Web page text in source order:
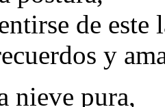
de este
y
nieve pura,